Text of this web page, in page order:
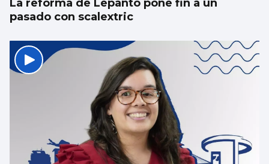
La reforma de Lepanto pone fin a un
pasado con scalextric